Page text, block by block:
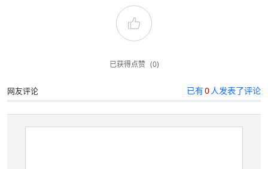
已获得点赞 (0)
网友评论 已有0人发表了评论